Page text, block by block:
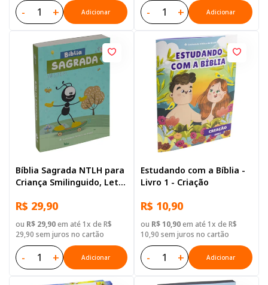
- + Adicionar - + Adicionar
Bíblia Sagrada NTLH para
Criança Smilinguido, Letra
Brochura Ilustrada: Cinza
R$ 29,90
ou R$ 29,90em até 1x de R$
29,90 sem juros no cartão
- + Adicionar
Estudando com a Bíblia -
Livro 1 - Criação
R$ 10,90
ou R$ 10,90em até 1x de R$
10,90 sem juros no cartão
- + Adicionar